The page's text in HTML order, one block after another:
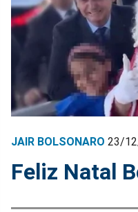
JAIR BOLSONARO 23/
Feliz Natal